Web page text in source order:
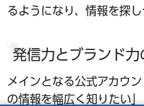
るようになり、情報を探し
発信力とブランド力
メインとなる公式アカウ
の情報を幅広く知りたい